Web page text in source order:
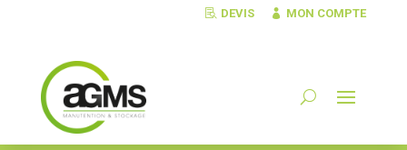
DEVIS MON COMPTE